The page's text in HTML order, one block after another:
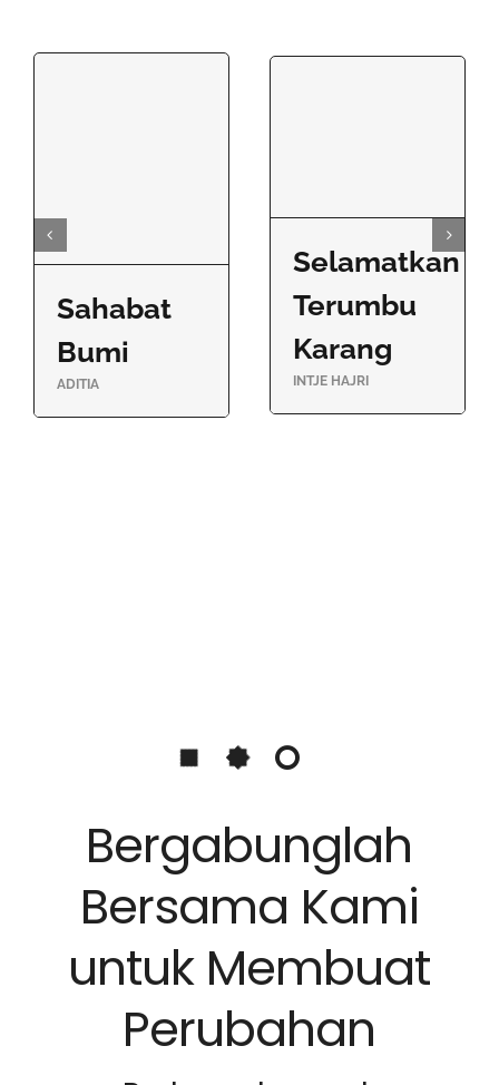
Sahabat
Bumi
ADITIA
Selamatkan
Terumbu
Karang
INTJE HAJRI
Bergabunglah
Bersama Kami
untuk Membuat
Perubahan